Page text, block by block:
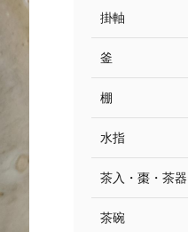
掛軸
釜
棚
水指
茶入・棗・茶器
茶碗